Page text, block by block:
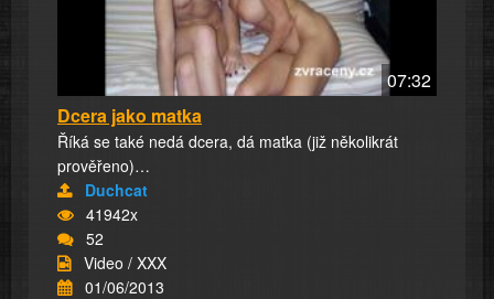
07:32
Dcera jako matka
Říká se také nedá dcera, dá matka (již několikrát
prověřeno)…
Duchcat
41942x
52
Video / XXX
01/06/2013